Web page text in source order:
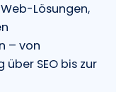
Lösungen,
– von
SEO bis zur